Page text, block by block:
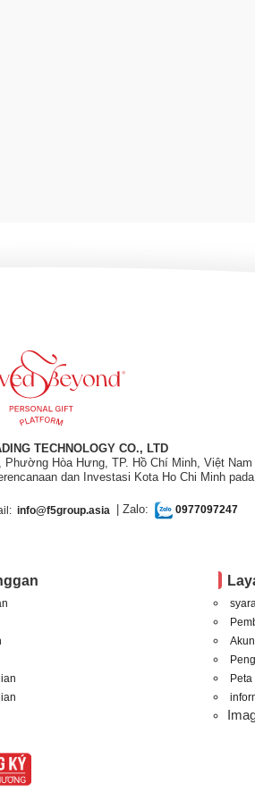
TECHNOLOGY CO., LTD
Hòa Hưng, TP. Hồ Chí Minh, Việt Nam
dan Investasi Kota Ho Chi Minh
info@f5group.asia | Zalo: 0977097247
Akun